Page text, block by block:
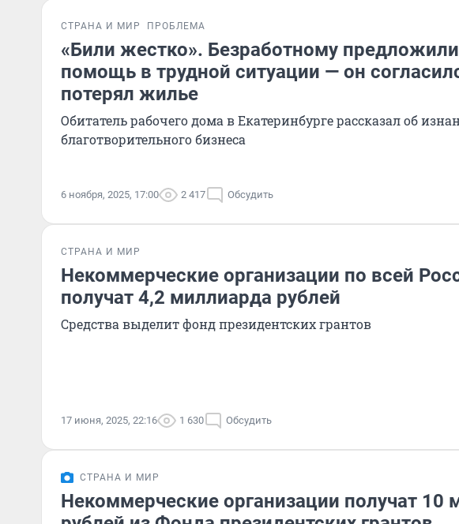
СТРАНА И МИР ПРОБЛЕМА
«Били жестко». Безработному предложили
помощь в трудной ситуации — он
потерял жилье
Обитатель рабочего дома в Екатеринбурге рассказал об
благотворительного бизнеса
6 ноября, 2025, 17:00 2 417 Обсудить
СТРАНА И МИР
Некоммерческие организации по всей
получат 4,2 миллиарда рублей
Средства выделит фонд президентских грантов
17 июня, 2025, 22:16 1 630 Обсудить
СТРАНА И МИР
Некоммерческие организации получат 10